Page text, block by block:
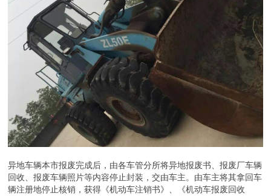
异地车辆本市报废完成后，由各车管分所将异地报废书、报废厂车辆
回收、报废车辆照片等内容停止封装，交由车主。由车主将其拿回车
辆注册地停止核销，获得《机动车注销书》、《机动车报废回收